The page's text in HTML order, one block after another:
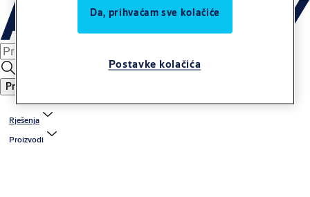
Pretraga
Rješenja
Proizvodi
Da, prihvaćam sve kolačiće
Postavke kolačića